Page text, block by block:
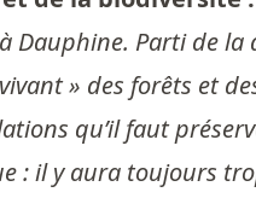
Dauphine. Parti de
» des forêts et
qu’il faut
y aura toujours